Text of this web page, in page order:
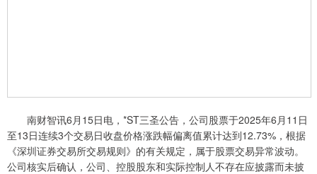
南财智讯6月15日电，*ST三圣公告，公司股票于2025年6月11日
至13日连续3个交易日收盘价格涨跌幅偏离值累计达到12.73%，根据
《深圳证券交易所交易规则》的有关规定，属于股票交易异常波动。
公司核实后确认，公司、控股股东和实际控制人不存在应披露而未披